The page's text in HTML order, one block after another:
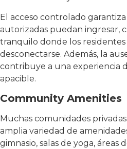
El acceso controlado
autorizadas puedan ingresar,
tranquilo donde los
desconectarse. Además, la
contribuye a una experiencia
apacible.
Community Amenities
Muchas comunidades
amplia variedad de
gimnasio, salas de yoga, áreas